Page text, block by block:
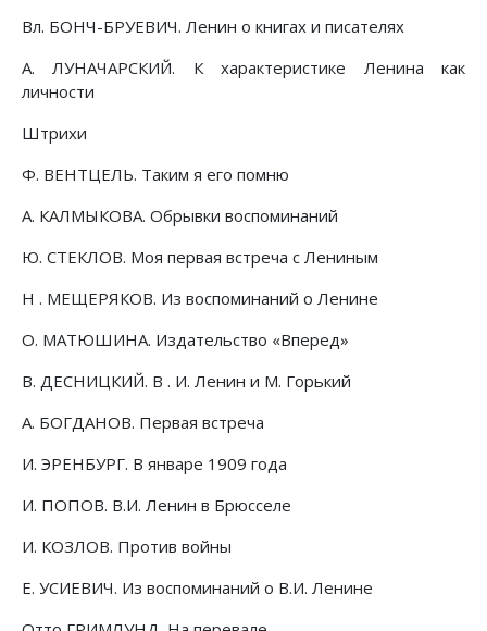
Вл. БОНЧ-БРУЕВИЧ. Ленин о книгах и писателях
А. ЛУНАЧАРСКИЙ. К характеристике Ленина как
личности
Штрихи
Ф. ВЕНТЦЕЛЬ. Таким я его помню
А. КАЛМЫКОВА. Обрывки воспоминаний
Ю. СТЕКЛОВ. Моя первая встреча с Лениным
Н . МЕЩЕРЯКОВ. Из воспоминаний о Ленине
О. МАТЮШИНА. Издательство «Вперед»
В. ДЕСНИЦКИЙ. В . И. Ленин и М. Горький
А. БОГДАНОВ. Первая встреча
И. ЭРЕНБУРГ. В январе 1909 года
И. ПОПОВ. В.И. Ленин в Брюсселе
И. КОЗЛОВ. Против войны
Е. УСИЕВИЧ. Из воспоминаний о В.И. Ленине